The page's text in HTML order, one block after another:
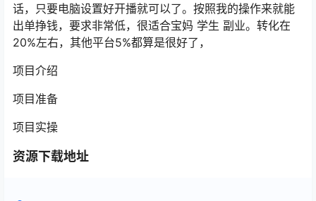
话，只要电脑设置好开播就可以了。按照我的操作来就能
出单挣钱，要求非常低，很适合宝妈 学生 副业。转化在
20%左右，其他平台5%都算是很好了，
项目介绍
项目准备
项目实操
资源下载地址